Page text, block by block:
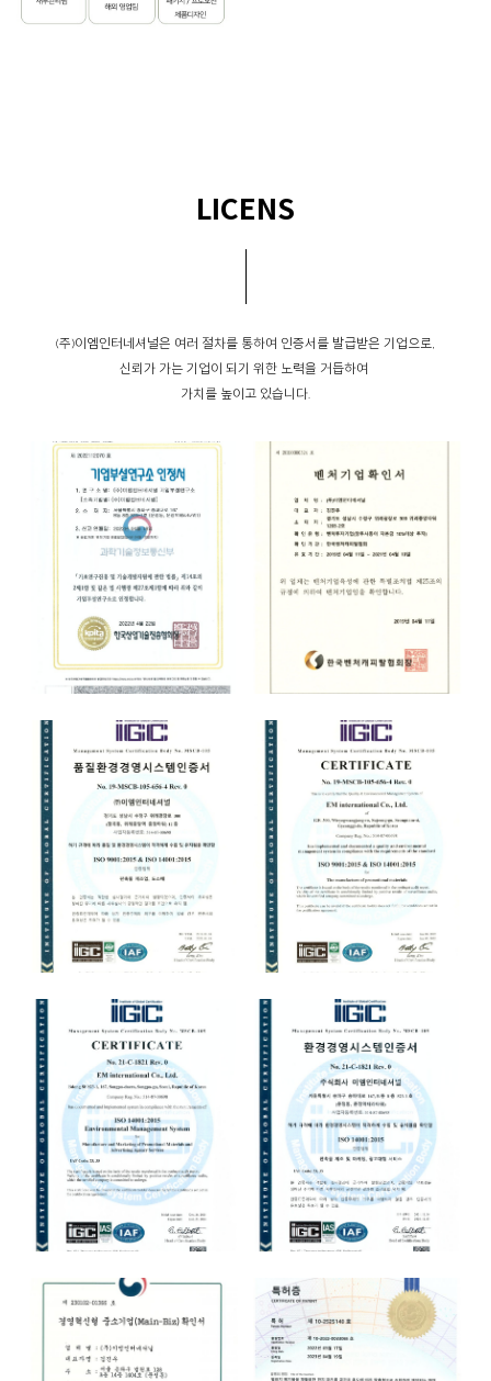
LICENS
(주)이엠인터네셔널은 여러 절차를 통하여 인증서를 발급받은 기업으로,
신뢰가 가는 기업이 되기 위한 노력을 거듭하여
가치를 높이고 있습니다.